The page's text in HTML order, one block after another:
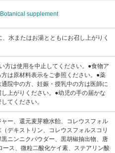
supplement
、水またはお湯とともにお召し上がりく
方は使用を中止してください。●食物ア
は原材料表示をご参照ください。●薬
院中の方、妊娠・授乳中の方は医師に
上がりください。●幼児の手の届かな
てください。
ー、還元麦芽糖水飴、コレウスフォル
デキストリン、コレウスフォルスコリ
ニンニクパウダー、黒胡椒抽出物、唐
ース、微粒二酸化ケイ素、ステアリン酸